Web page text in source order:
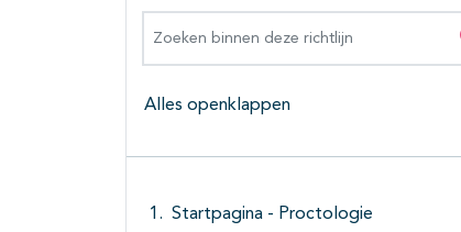
Alles openklappen
Startpagina - Proctologie